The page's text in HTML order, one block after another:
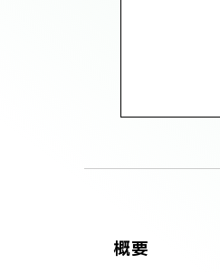
概要